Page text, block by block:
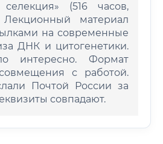
(516 часов,
материал
на современные
ДНК и цитогенетики.
интересно. Формат
с работой.
Почтой России за
совпадают.